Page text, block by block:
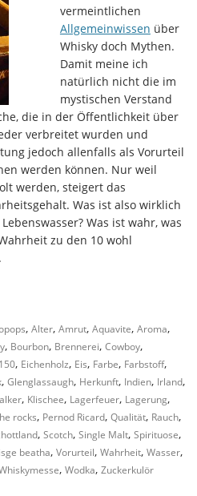
vermeintlichen
Allgemeinwissen über
Whisky doch Mythen.
Damit meine ich
natürlich nicht die im
mystischen Verstand
die in der Öffentlichkeit über
verbreitet wurden und
jedoch allenfalls als Vorurteil
werden können. Nur weil
werden, steigert das
Was ist also wirklich
Was ist wahr, was
zu den 10 wohl
,Alter,Amrut,Aquavite,Aroma,
, Bourbon, Brennerei,Cowboy,
, Eichenholz, Eis, Farbe, Farbstoff,
,Glenglassaugh, Herkunft, Indien, Irland,
, Klischee, Lagerfeuer, Lagerung,
rocks, Pernod Ricard,Qualität, Rauch,
,Scotch,Single Malt,Spirituose,
beatha,Vorurteil,Wahrheit,Wasser,
,Wodka,Zuckerkulör